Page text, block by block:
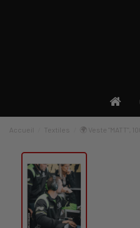
Accueil Textiles 🌍 Veste "MATT",